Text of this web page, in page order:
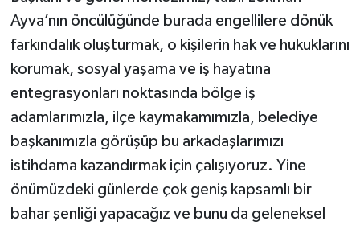
Ayva’nın öncülüğünde burada engellilere dönük
farkındalık oluşturmak, o kişilerin hak ve hukuklarını
korumak, sosyal yaşama ve iş hayatına
entegrasyonları noktasında bölge iş
adamlarımızla, ilçe kaymakamımızla, belediye
başkanımızla görüşüp bu arkadaşlarımızı
istihdama kazandırmak için çalışıyoruz. Yine
önümüzdeki günlerde çok geniş kapsamlı bir
bahar şenliği yapacağız ve bunu da geleneksel